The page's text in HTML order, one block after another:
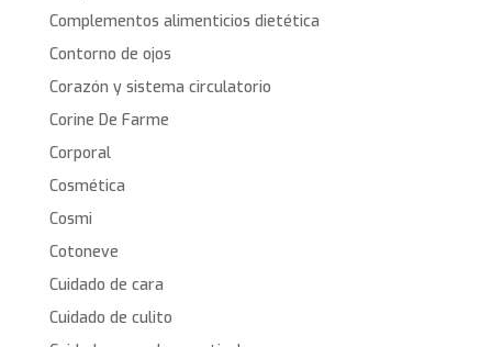
Complementos alimenticios dietética
Contorno de ojos
Corazón y sistema circulatorio
Corine De Farme
Corporal
Cosmética
Cosmi
Cotoneve
Cuidado de cara
Cuidado de culito